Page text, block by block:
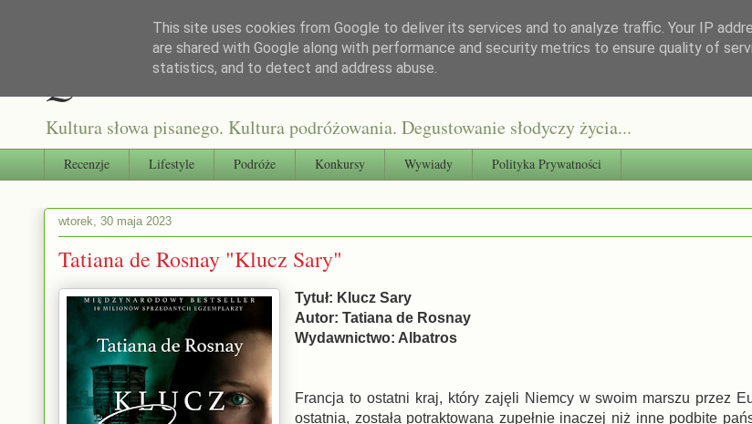
Qultura słowa
Kultura słowa pisanego. Kultura podróżowania. Degustowanie słodyczy życia...
Recenzje Lifestyle Podróże Konkursy Wywiady Polityka Prywatności
wtorek, 30 maja 2023
Tatiana de Rosnay "Klucz Sary"
Tytuł: Klucz Sary
Autor: Tatiana de Rosnay
Wydawnictwo: Albatros
Francja to ostatni kraj, który zajęli Niemcy w swoim marszu przez
ostatnia, została potraktowana zupełnie inaczej niż inne podbite
This site uses cookies from Google to deliver its services and to analyze traffic. Your IP
are shared with Google along with performance and security metrics to ensure quality of
statistics, and to detect and address abuse.